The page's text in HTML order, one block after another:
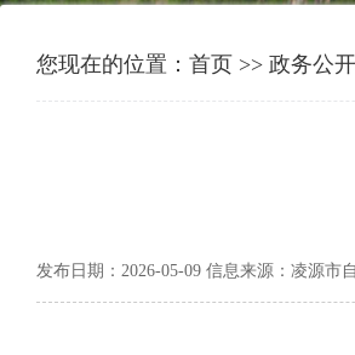
您现在的位置： 首页 >> 政务公开
发布日期：2026-05-09 信息来源：凌源市